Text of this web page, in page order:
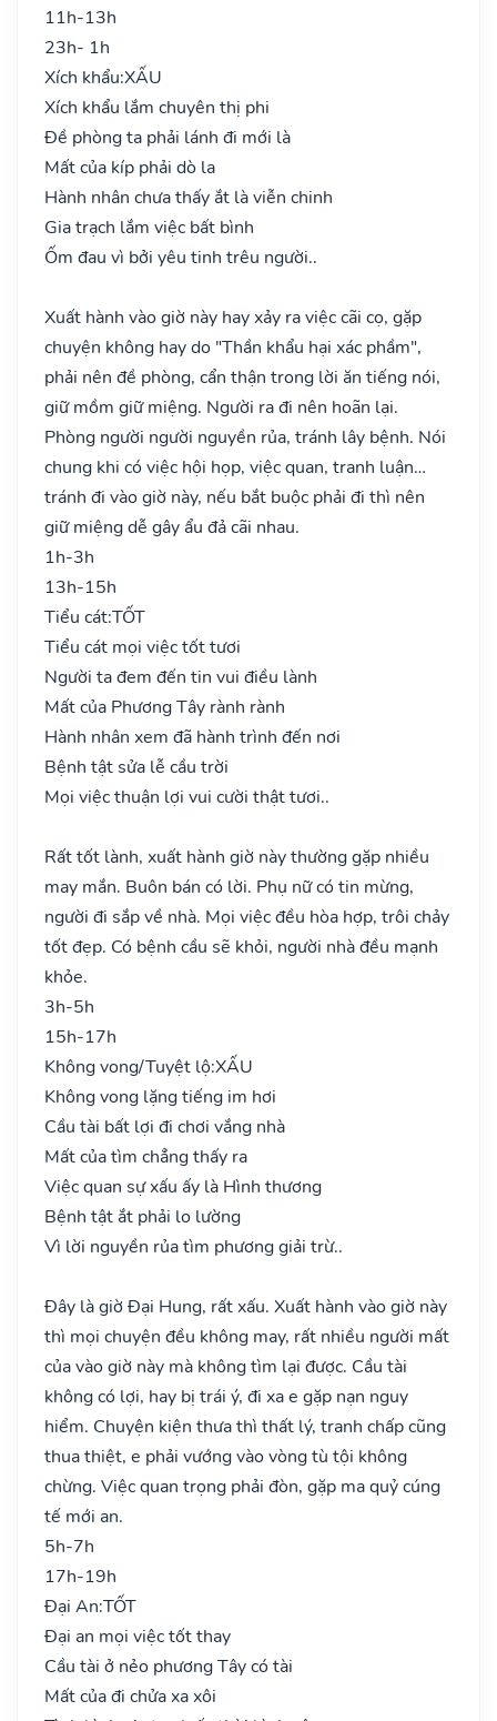
11h-13h
23h- 1h
Xích khẩu:XẤU
Xích khẩu lắm chuyên thị phi
Đề phòng ta phải lánh đi mới là
Mất của kíp phải dò la
Hành nhân chưa thấy ắt là viễn chinh
Gia trạch lắm việc bất bình
Ốm đau vì bởi yêu tinh trêu người..
Xuất hành vào giờ này hay xảy ra việc cãi cọ, gặp
chuyện không hay do "Thần khẩu hại xác phầm",
phải nên đề phòng, cẩn thận trong lời ăn tiếng nói,
giữ mồm giữ miệng. Người ra đi nên hoãn lại.
Phòng người người nguyền rủa, tránh lây bệnh. Nói
chung khi có việc hội họp, việc quan, tranh luận…
tránh đi vào giờ này, nếu bắt buộc phải đi thì nên
giữ miệng dễ gây ẩu đả cãi nhau.
1h-3h
13h-15h
Tiểu cát:TỐT
Tiểu cát mọi việc tốt tươi
Người ta đem đến tin vui điều lành
Mất của Phương Tây rành rành
Hành nhân xem đã hành trình đến nơi
Bệnh tật sửa lễ cầu trời
Mọi việc thuận lợi vui cười thật tươi..
Rất tốt lành, xuất hành giờ này thường gặp nhiều
may mắn. Buôn bán có lời. Phụ nữ có tin mừng,
người đi sắp về nhà. Mọi việc đều hòa hợp, trôi chảy
tốt đẹp. Có bệnh cầu sẽ khỏi, người nhà đều mạnh
khỏe.
3h-5h
15h-17h
Không vong/Tuyệt lộ:XẤU
Không vong lặng tiếng im hơi
Cầu tài bất lợi đi chơi vắng nhà
Mất của tìm chẳng thấy ra
Việc quan sự xấu ấy là Hình thương
Bệnh tật ắt phải lo lường
Vì lời nguyền rủa tìm phương giải trừ..
Đây là giờ Đại Hung, rất xấu. Xuất hành vào giờ này
thì mọi chuyện đều không may, rất nhiều người mất
của vào giờ này mà không tìm lại được. Cầu tài
không có lợi, hay bị trái ý, đi xa e gặp nạn nguy
hiểm. Chuyện kiện thưa thì thất lý, tranh chấp cũng
thua thiệt, e phải vướng vào vòng tù tội không
chừng. Việc quan trọng phải đòn, gặp ma quỷ cúng
tế mới an.
5h-7h
17h-19h
Đại An:TỐT
Đại an mọi việc tốt thay
Cầu tài ở nẻo phương Tây có tài
Mất của đi chửa xa xôi